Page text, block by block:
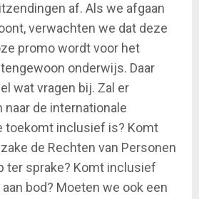
af. Als we afgaan
verwachten we dat deze
promo wordt voor het
onderwijs. Daar
wat vragen bij. Zal er
de internationale
toekomt inclusief is? Komt
de Rechten van Personen
ter sprake? Komt inclusief
bod? Moeten we ook een